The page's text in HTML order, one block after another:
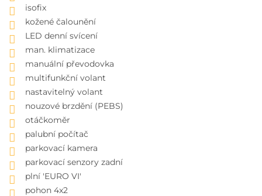
isofix
kožené čalounění
LED denní svícení
man. klimatizace
manuální převodovka
multifunkční volant
nastavitelný volant
nouzové brzdění (PEBS)
otáčkoměr
palubní počítač
parkovací kamera
parkovací senzory zadní
plní 'EURO VI'
pohon 4x2